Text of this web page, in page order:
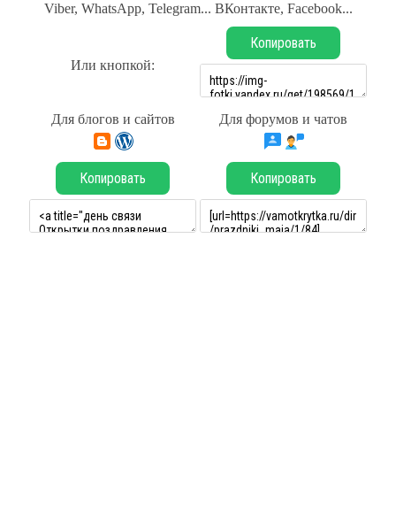
Viber, WhatsApp, Telegram... ВКонтакте, Facebook...
Или кнопкой:
Копировать
Для блогов и сайтов Для форумов и чатов
Копировать Копировать